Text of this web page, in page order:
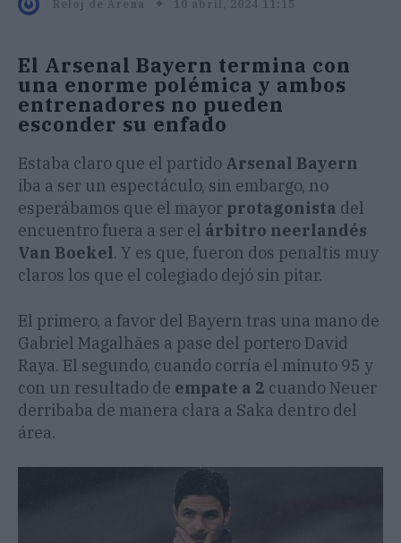
Reloj de Arena 10 abril, 2024 11:15
El Arsenal Bayern termina con
una enorme polémica y ambos
entrenadores no pueden
esconder su enfado
Estaba claro que el partido Arsenal Bayern
iba a ser un espectáculo, sin embargo, no
esperábamos que el mayor protagonista del
encuentro fuera a ser el árbitro neerlandés
Van Boekel. Y es que, fueron dos penaltis muy
claros los que el colegiado dejó sin pitar.
El primero, a favor del Bayern tras una mano de
Gabriel Magalhães a pase del portero David
Raya. El segundo, cuando corría el minuto 95 y
con un resultado de empate a 2 cuando Neuer
derribaba de manera clara a Saka dentro del
área.